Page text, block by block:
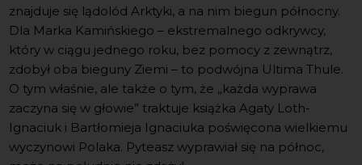
znajduje się lądolód Arktyki, a na nim biegun północny.
Dla Marka Kamińskiego – ekstremalnego odkrywcy,
który w ciągu jednego roku, bez pomocy z zewnątrz,
zdobył oba bieguny Ziemi – to podwójna Ultima Thule.
O tym właśnie, ale także o tym, że „każda wyprawa
zaczyna się w głowie” traktuje książka Agaty Loth-
Ignaciuk i Bartłomieja Ignaciuka poświęcona wielkiemu
wyczynowi Polaka. Pyteasz wyprawiał się na północ,